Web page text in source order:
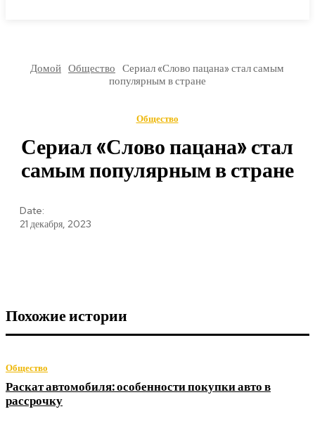
Домой Общество
Сериал «Слово пацана» стал самым
популярным в стране
Общество
Сериал «Слово пацана» стал
самым популярным в стране
Date:
21 декабря, 2023
Похожие истории
Общество
Раскат автомобиля: особенности покупки авто в
рассрочку